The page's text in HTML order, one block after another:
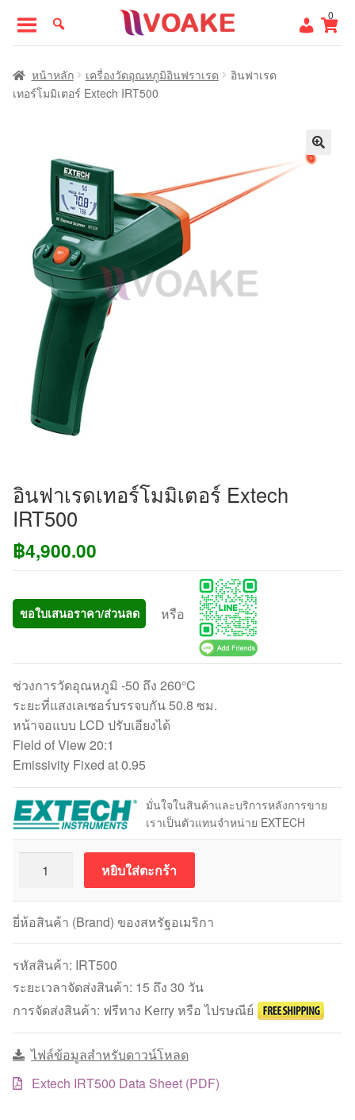
to
navigation
to
content
0
หน้าแรก
หน้าหลัก เครื่องวัดอุณหภูมิอินฟราเรด
อินฟาเรด
เทอร์โมมิเตอร์ Extech IRT500
อินฟาเรดเทอร์โมมิเตอร์ Extech
IRT500
฿4,900.00
ขอใบเสนอราคา/ส่วนลด หรือ
ช่วงการวัดอุณหภูมิ -50 ถึง 260°C
ระยะที่แสงเลเซอร์บรรจบกัน 50.8 ซม.
หน้าจอแบบ LCD ปรับเอียงได้
Field of View 20:1
Emissivity Fixed at 0.95
มั่นใจในสินค้าและบริการหลังการขาย
เราเป็นตัวแทนจำหน่าย EXTECH
ฟาเรด
เทอร์โมมิเตอร์
Extech
IRT500
ชิ้น
หยิบใส่ตะกร้า
ยี่ห้อสินค้า (Brand) ของสหรัฐอเมริกา
รหัสสินค้า: IRT500
ระยะเวลาจัดส่งสินค้า: 15 ถึง 30 วัน
การจัดส่งสินค้า: ฟรีทาง Kerry หรือ ไปรษณีย์
ไฟล์ข้อมูลสำหรับดาวน์โหลด
Extech IRT500 Data Sheet (PDF)